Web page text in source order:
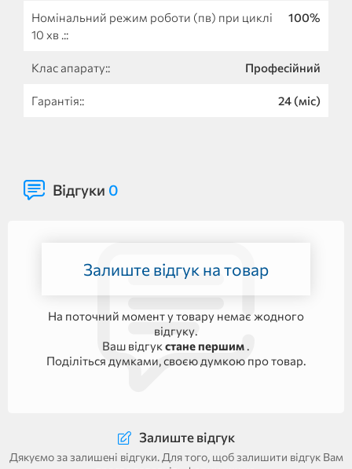
Номінальний режим роботи (пв) при циклі
10 хв .::
100%
Клас апарату:: Професійний
Гарантія:: 24 (міс)
Відгуки 0
Залиште відгук на товар
На поточний момент у товару немає жодного
відгуку.
Ваш відгук стане першим .
Поділіться думками, своєю думкою про товар.
Залиште відгук
Дякуємо за залишені відгуки. Для того, щоб залишити відгук Вам